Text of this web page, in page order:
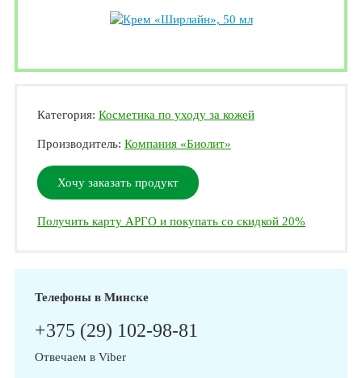
Категория: Косметика по уходу за кожей
Производитель: Компания «Биолит»
Хочу заказать продукт
Получить карту АРГО и покупать со скидкой 20%
Телефоны в Минске
+375 (29) 102-98-81
Отвечаем в Viber